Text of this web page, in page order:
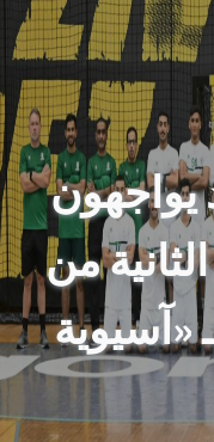
يواجهون
من
«آسيوية